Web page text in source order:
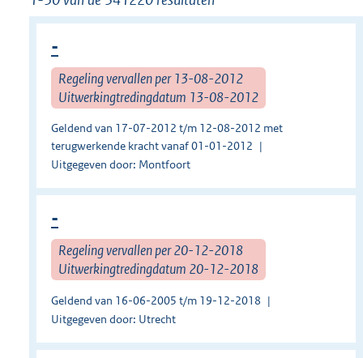
-
Regeling vervallen per 13-08-2012
Uitwerkingtredingdatum 13-08-2012
Geldend van 17-07-2012 t/m 12-08-2012 met
terugwerkende kracht vanaf 01-01-2012
Uitgegeven door: Montfoort
-
Regeling vervallen per 20-12-2018
Uitwerkingtredingdatum 20-12-2018
Geldend van 16-06-2005 t/m 19-12-2018
Uitgegeven door: Utrecht